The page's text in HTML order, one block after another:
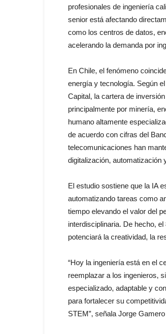
profesionales de ingeniería
senior está afectando
como los centros de datos,
acelerando la demanda por
En Chile, el fenómeno
energía y tecnología. Según
Capital, la cartera de
principalmente por minería,
humano altamente
de acuerdo con cifras del
telecomunicaciones han
digitalización, automatización
El estudio sostiene que la IA
automatizando tareas como
tiempo elevando el valor del
interdisciplinaria. De hecho,
potenciará la creatividad, la
“Hoy la ingeniería está en el
reemplazar a los ingenieros,
especializado, adaptable y
para fortalecer su
STEM”, señala Jorge